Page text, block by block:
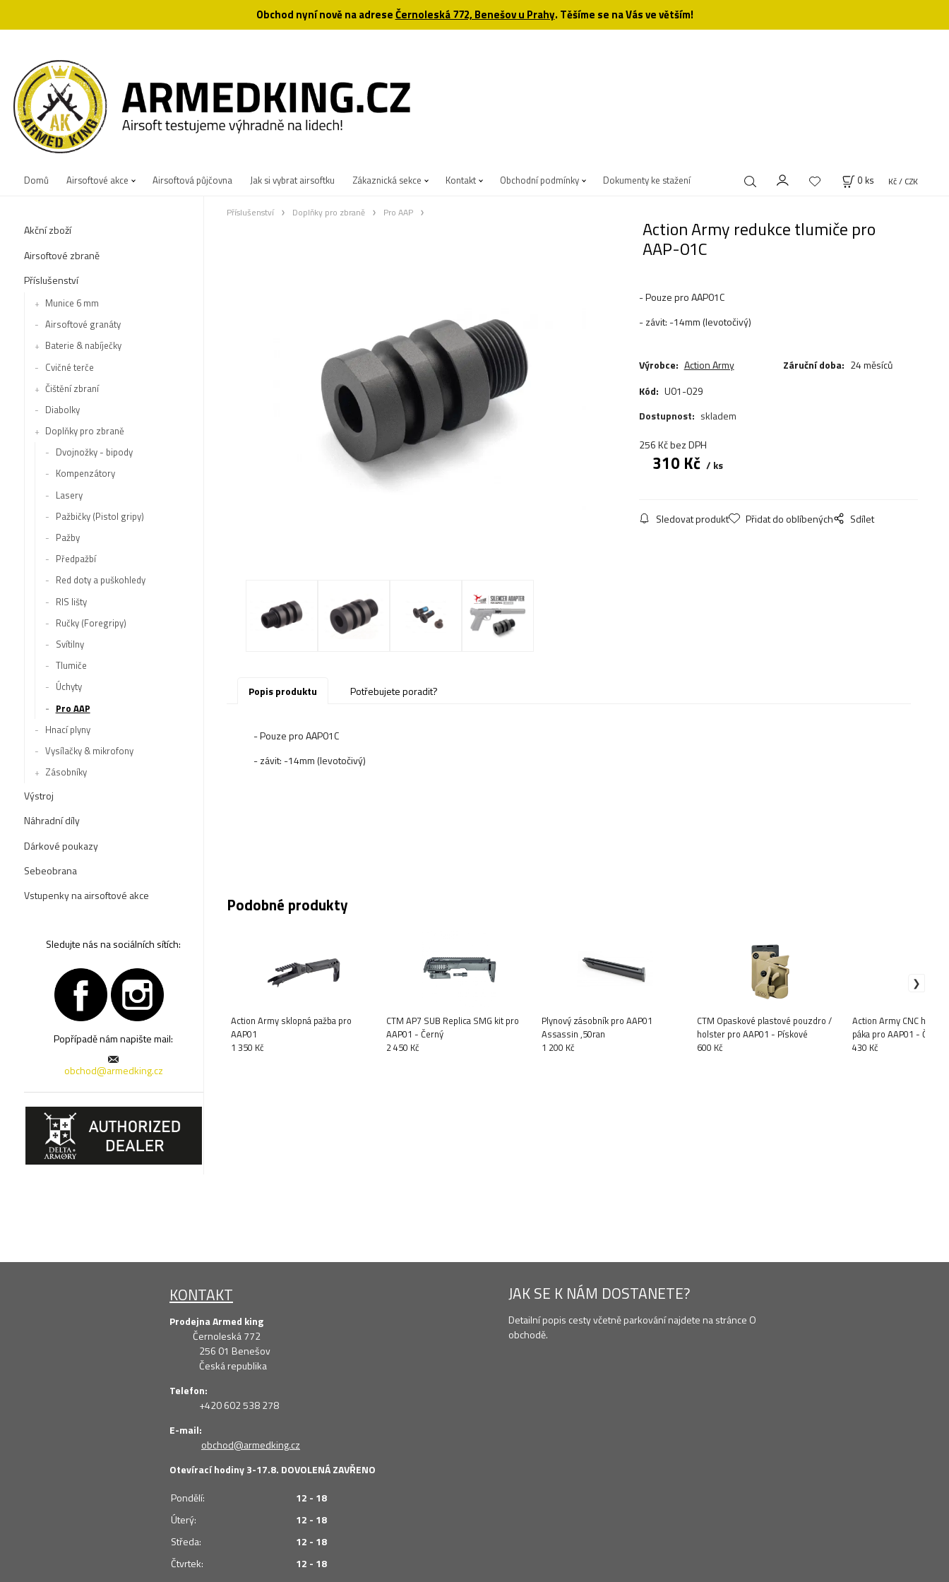
Obchod nyní nově na adreseČernoleská 772, Benešov u Prahy. Těšíme se na Vás ve větším!
Domů Airsoftové akce Airsoftová půjčovna Jak si vybrat airsoftku Zákaznická sekce Kontakt Obchodní podmínky Dokumenty ke stažení 0 ks Kč / CZK
Akční zboží
Airsoftové zbraně
Příslušenství
Munice 6 mm
Airsoftové granáty
Baterie & nabíječky
Cvičné terče
Čištění zbraní
Diabolky
Doplňky pro zbraně
Dvojnožky - bipody
Kompenzátory
Lasery
Pažbičky (Pistol gripy)
Pažby
Předpažbí
Red doty a puškohledy
RIS lišty
Ručky (Foregripy)
Svítilny
Tlumiče
Úchyty
Pro AAP
Hnací plyny
Vysílačky & mikrofony
Zásobníky
Výstroj
Náhradní díly
Dárkové poukazy
Sebeobrana
Vstupenky na airsoftové akce
Sledujte nás na sociálních sítích:
Popřípadě nám napište mail:
obchod@armedking.cz
Příslušenství Doplňky pro zbraně Pro AAP
Action Army redukce tlumiče pro
AAP-01C
- Pouze pro AAP01C
- závit: -14mm (levotočivý)
Výrobce: Action Army Záruční doba: 24 měsíců
Kód: U01-029
Dostupnost: skladem
256Kčbez DPH
310 Kč ks
Sledovat produkt Přidat do oblíbených Sdílet
Popis produktu Potřebujete poradit?
- Pouze pro AAP01C
- závit: -14mm (levotočivý)
Podobné produkty
Action Army sklopná pažba pro
AAP01
1 350 Kč
CTM AP7 SUB Replica SMG kit pro
AAP01 - Černý
2 450 Kč
Plynový zásobník pro AAP01
Assassin ,50ran
1 200 Kč
CTM Opaskové plastové pouzdro /
holster pro AAP01 - Pískové
600 Kč
Action Army CNC
páka pro AAP01 - ČERNÁ
430 Kč
KONTAKT
Prodejna Armed king
Černoleská 772
256 01 Benešov
Česká republika
Telefon:
+420 602 538 278
E-mail:
obchod@armedking.cz
Otevírací hodiny 3-17.8. DOVOLENÁ ZAVŘENO
Pondělí:
12 - 18
Úterý:
12 - 18
Středa:
12 - 18
Čtvrtek:
12 - 18
JAK SE K NÁM DOSTANETE?
Detailní popis cesty včetně parkování najdete na stránce O
obchodě.